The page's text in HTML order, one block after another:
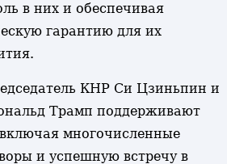
в них и обеспечивая
гарантию для их
КНР Си Цзиньпин и
Трамп поддерживают
многочисленные
и успешную встречу в